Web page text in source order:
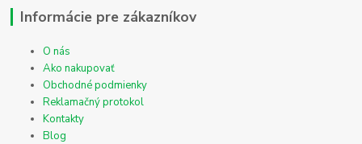
Informácie pre zákazníkov
O nás
Ako nakupovať
Obchodné podmienky
Reklamačný protokol
Kontakty
Blog